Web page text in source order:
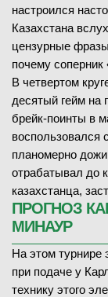
настроился
Казахстана
цензурные
почему соперник
В четвертом
десятый гейм на
брейк-поинты в
воспользовался
планомерно
отрабатывал до
казахстанца,
ПРОГНОЗ
МИНАУР
На этом турнире
при подаче у
технику этого